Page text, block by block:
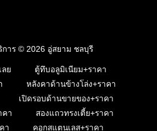
าร © 2026 อู่สยาม ชลบุรี
ย
ตู้ทึบอลูมิเนียม+ราคา
หลังคาด้านข้างโล่ง+ราคา
เปิดรอบด้านขายของ+ราคา
คา
สองแถวทรงเตี้ย+ราคา
า
คอกสแตนเลส+ราคา